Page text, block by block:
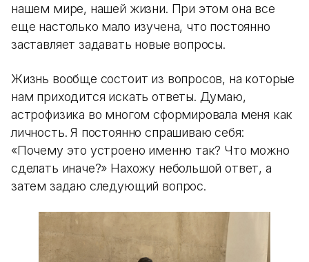
нашем мире, нашей жизни. При этом она все
еще настолько мало изучена, что постоянно
заставляет задавать новые вопросы.
Жизнь вообще состоит из вопросов, на которые
нам приходится искать ответы. Думаю,
астрофизика во многом сформировала меня как
личность. Я постоянно спрашиваю себя:
«Почему это устроено именно так? Что можно
сделать иначе?» Нахожу небольшой ответ, а
затем задаю следующий вопрос.